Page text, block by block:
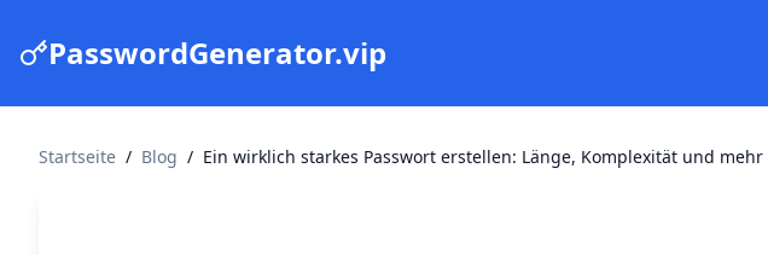
PasswordGenerator.vip
Startseite / Blog / Ein wirklich starkes Passwort erstellen: Länge, Komplexität und mehr